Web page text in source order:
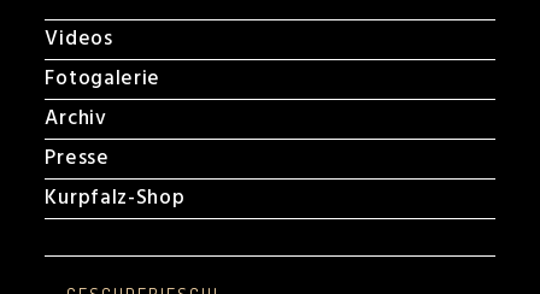
Videos
Fotogalerie
Archiv
Presse
Kurpfalz-Shop